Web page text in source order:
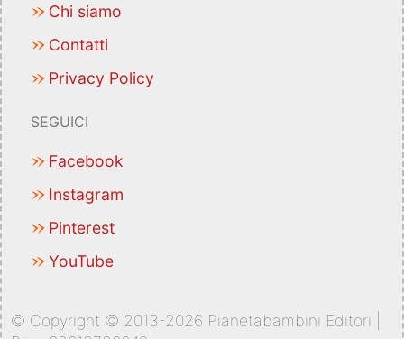
Chi siamo
Contatti
Privacy Policy
SEGUICI
Facebook
Instagram
Pinterest
YouTube
© Copyright © 2013-2026 Pianetabambini Editori |